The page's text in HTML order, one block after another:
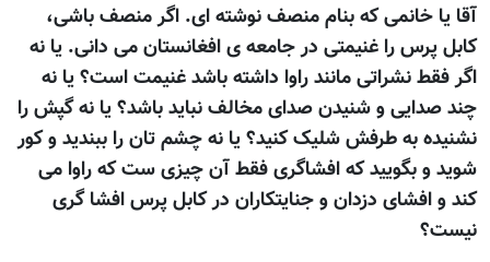
آقا يا خانمی که بنام منصف نوشته ای. اگر منصف باشی،
کابل پرس را غنيمتی در جامعه ی افغانستان می دانی. يا نه
اگر فقط نشراتی مانند راوا داشته باشد غنيمت است؟ يا نه
چند صدايی و شنيدن صدای مخالف نبايد باشد؟ يا نه گپش را
نشنيده به طرفش شليک کنيد؟ يا نه چشم تان را ببنديد و کور
شويد و بگوييد که افشاگری فقط آن چيزی ست که راوا می
کند و افشای دزدان و جنايتکاران در کابل پرس افشا گری
نيست؟